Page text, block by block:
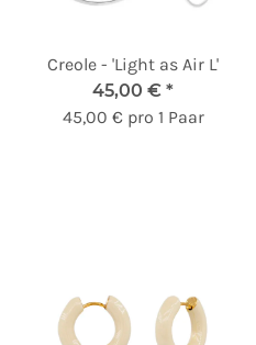
Creole - 'Light as Air L'
45,00 € *
45,00 € pro 1 Paar